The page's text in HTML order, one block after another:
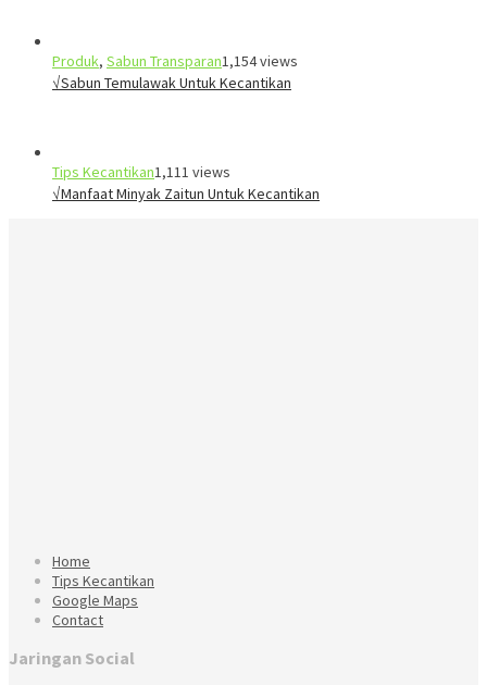
Produk, Sabun Transparan1,154 views
√Sabun Temulawak Untuk Kecantikan
Tips Kecantikan1,111 views
√Manfaat Minyak Zaitun Untuk Kecantikan
Home
Tips Kecantikan
Google Maps
Contact
Jaringan Social